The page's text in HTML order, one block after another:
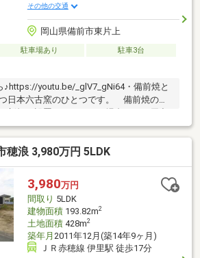
その他の交通
岡山県備前市東片上
駐車場あり
駐車3台
♪https://youtu.be/_glV7_gNi64・備前焼と
日本六古窯のひとつです。 備前焼の窯
き良き日本家屋で岡山を代表する焼き
感じるお住まいを体感ください。※土
ます
穂浪 3,980万円 5LDK
3,980万円
間取り 5LDK
建物面積193.82m2
土地面積428m2
築年月 2011年12月(築14年9ヶ月)
ＪＲ赤穂線 伊里駅 徒歩17分